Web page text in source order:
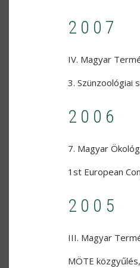
2007
IV. Magyar
3. Szünzoológiai
2006
7. Magyar
1st European
2005
III. Magyar
MÖTE közgyűlés,